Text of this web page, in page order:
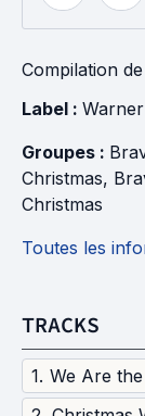
Compilation de
Label :
Groupes :
Christmas,
Christmas
Toutes les
TRACKS
1. We Are